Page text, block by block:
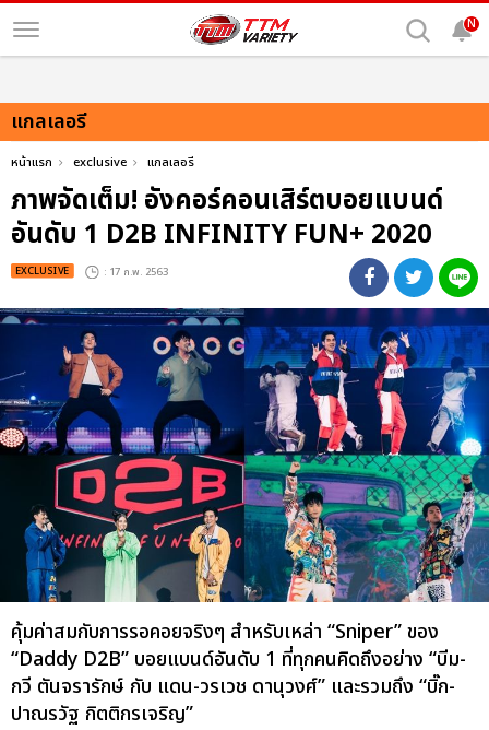
N
แกลเลอรี
หน้าแรก exclusive แกลเลอรี
ภาพจัดเต็ม! อังคอร์คอนเสิร์ตบอยแบนด์
อันดับ 1 D2B INFINITY FUN+ 2020
EXCLUSIVE : 17 ก.พ. 2563
คุ้มค่าสมกับการรอคอยจริงๆ สำหรับเหล่า “Sniper” ของ
“Daddy D2B” บอยแบนด์อันดับ 1 ที่ทุกคนคิดถึงอย่าง “บีม-
กวี ตันจรารักษ์ กับ แดน-วรเวช ดานุวงศ์” และรวมถึง “บิ๊ก-
ปาณรวัฐ กิตติกรเจริญ”